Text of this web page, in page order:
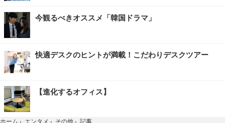
今観るべきオススメ「韓国ドラマ」
快適デスクのヒントが満載！こだわりデスクツアー
【進化するオフィス】
ホーム › エンタメ › その他 › 記事